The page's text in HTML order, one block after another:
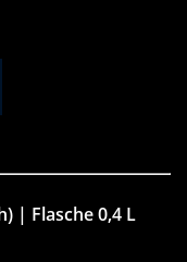
| Flasche 0,4 L